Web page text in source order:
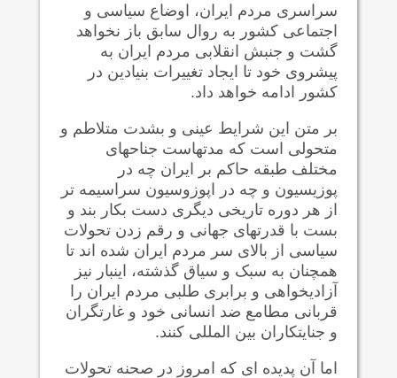
سراسری مردم ایران، اوضاع سیاسی و
اجتماعی کشور به روال سابق باز نخواهد
گشت و جنبش انقلابی مردم ایران به
پیشروی خود تا ایجاد تغییرات بنیادین در
کشور ادامه خواهد داد.
بر متن این شرایط عینی و بشدت متلاطم و
متحولی است که مدتهاست جناحهای
مختلف طبقه حاکم بر ایران چه در
پوزیسیون و چه در اپوزوسیون سراسیمه تر
از هر دوره تاریخی دیگری دست بکار بند و
بست با قدرتهای جهانی و رقم زدن تحولات
سیاسی از بالای سر مردم ایران شده اند تا
همچنان به سبک و سیاق گذشته، اینبار نیز
آزادیخواهی و برابری طلبی مردم ایران را
قربانی مطامع ضد انسانی خود و غارتگران
و جنایتکاران بین المللی کنند.
اما آن پدیده ای که امروز در صحنه تحولات